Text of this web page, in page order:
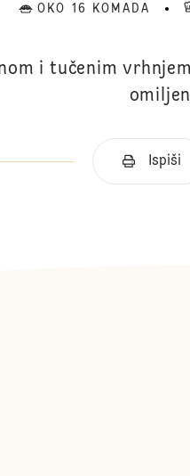
OKO 16 KOMADA
i tučenim
Ispiši